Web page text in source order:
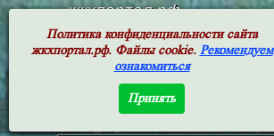
жкхпортал.рф
Политика конфиденциальности сайта
жкхпортал.рф. Файлы cookie. Рекомендуем
ознакомиться
Принять